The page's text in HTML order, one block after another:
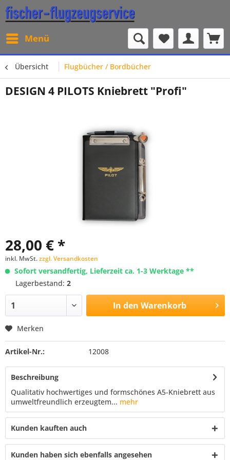
Menü
Übersicht Flugbücher / Bordbücher
DESIGN 4 PILOTS Kniebrett "Profi"
28,00 € *
inkl. MwSt.zzgl. Versandkosten
Sofort versandfertig, Lieferzeit ca. 1-3 Werktage **
Lagerbestand: 2
In den Warenkorb
Merken
Artikel-Nr.: 12008
Beschreibung
Qualitativ hochwertiges und formschönes A5-Kniebrett aus
umweltfreundlich erzeugtem... mehr
Kunden kauften auch
Kunden haben sich ebenfalls angesehen